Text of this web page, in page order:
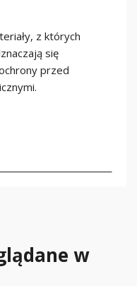
z których
się
przed
w